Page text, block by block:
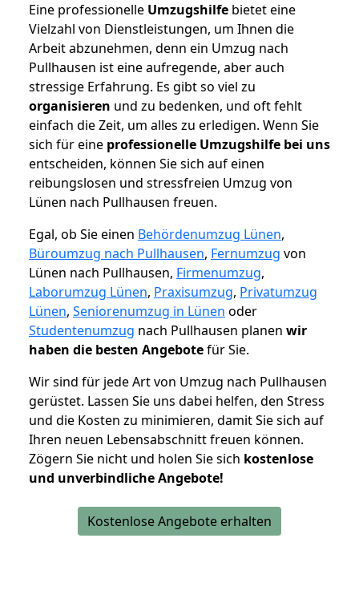
Eine professionelle Umzugshilfe bietet eine
Vielzahl von Dienstleistungen, um Ihnen die
Arbeit abzunehmen, denn ein Umzug nach
Pullhausen ist eine aufregende, aber auch
stressige Erfahrung. Es gibt so viel zu
organisieren und zu bedenken, und oft fehlt
einfach die Zeit, um alles zu erledigen. Wenn Sie
sich für eine professionelle Umzugshilfe bei uns
entscheiden, können Sie sich auf einen
reibungslosen und stressfreien Umzug von
Lünen nach Pullhausen freuen.
Egal, ob Sie einen Behördenumzug Lünen,
Büroumzug nach Pullhausen, Fernumzug von
Lünen nach Pullhausen, Firmenumzug,
Laborumzug Lünen, Praxisumzug, Privatumzug
Lünen, Seniorenumzug in Lünen oder
Studentenumzug nach Pullhausen planen wir
haben die besten Angebotefür Sie.
Wir sind für jede Art von Umzug nach Pullhausen
gerüstet. Lassen Sie uns dabei helfen, den Stress
und die Kosten zu minimieren, damit Sie sich auf
Ihren neuen Lebensabschnitt freuen können.
Zögern Sie nicht und holen Sie sich kostenlose
und unverbindliche Angebote!
Kostenlose Angebote erhalten